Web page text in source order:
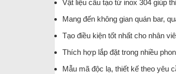
Vật liệu cấu tạo từ inox 304 giúp
Mang đến không gian quán bar,
Tạo điều kiện tốt nhất cho nhân
Thích hợp lắp đặt trong nhiều
Mẫu mã độc lạ, thiết kế theo yêu